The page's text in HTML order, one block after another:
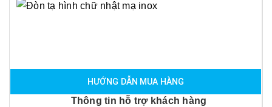
HƯỚNG DẪN MUA HÀNG
Thông tin hỗ trợ khách hàng